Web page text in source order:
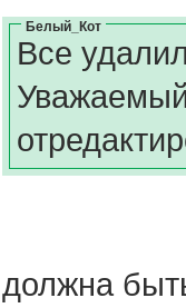
Белый_Кот
Все
должна